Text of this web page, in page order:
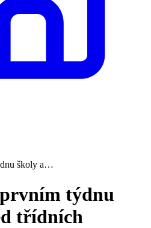
školy a…
týdnu
třídních